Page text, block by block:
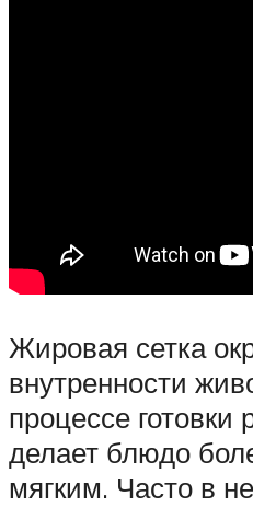
Жировая сетка
внутренности
процессе готовки
делает блюдо
мягким. Часто в